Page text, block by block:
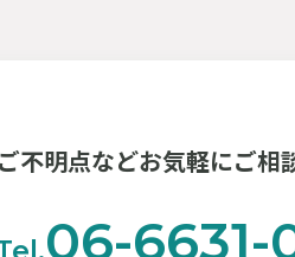
ご不明点などお気軽にご相
06-6631-